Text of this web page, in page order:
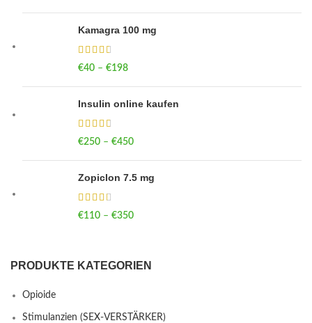
Kamagra 100 mg
€40 – €198
Insulin online kaufen
€250 – €450
Zopiclon 7.5 mg
€110 – €350
PRODUKTE KATEGORIEN
Opioide
Stimulanzien (SEX-VERSTÄRKER)